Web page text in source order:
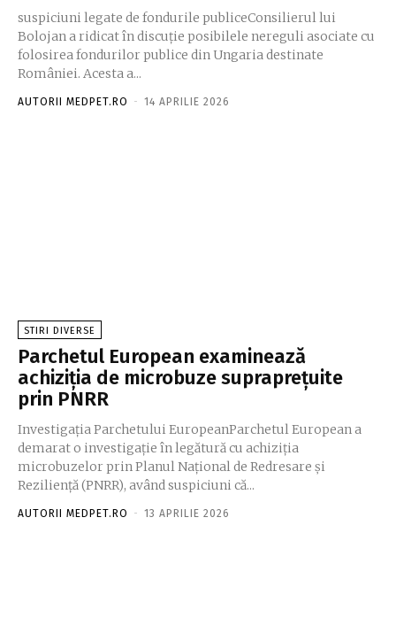
suspiciuni legate de fondurile publiceConsilierul lui
Bolojan a ridicat în discuție posibilele nereguli asociate cu
folosirea fondurilor publice din Ungaria destinate
României. Acesta a...
AUTORII MEDPET.RO - 14 APRILIE 2026
STIRI DIVERSE
Parchetul European examinează
achiziția de microbuze supraprețuite
prin PNRR
Investigația Parchetului EuropeanParchetul European a
demarat o investigație în legătură cu achiziția
microbuzelor prin Planul Național de Redresare și
Reziliență (PNRR), având suspiciuni că...
AUTORII MEDPET.RO - 13 APRILIE 2026